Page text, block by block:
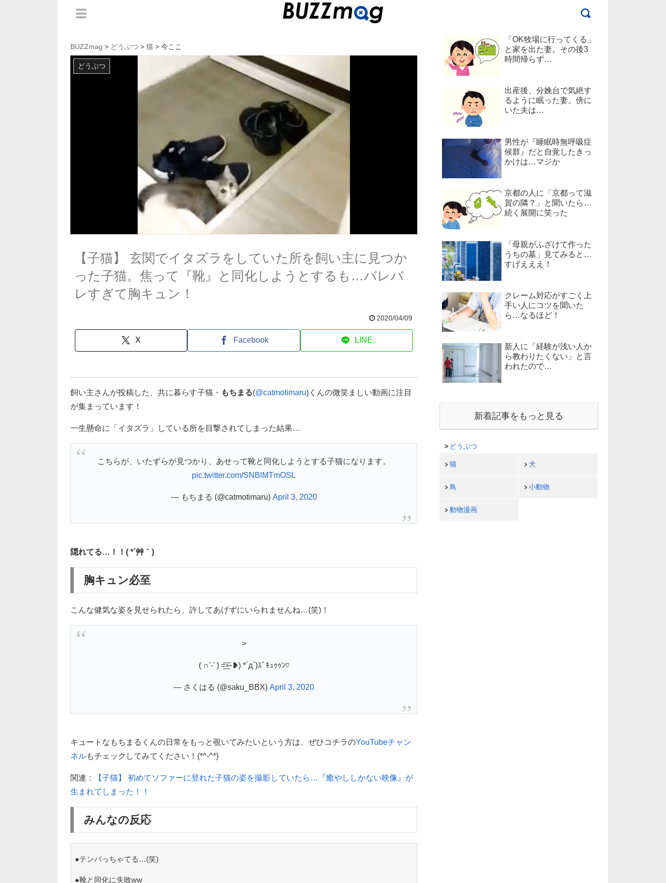
BUZZmag > どうぶつ > 猫 > 今ここ
どうぶつ
【子猫】 玄関でイタズラをしていた所を飼い主に見つか
った子猫。焦って『靴』と同化しようとするも…バレバ
レすぎて胸キュン！
2020/04/09
X Facebook LINE
飼い主さんが投稿した、共に暮らす子猫・ もちまる(@catmotimaru)くんの微笑ましい動画に注目
が集まっています！
一生懸命に「イタズラ」している所を目撃されてしまった結果…
こちらが、いたずらが見つかり、あせって靴と同化しようとする子猫になります。
pic.twitter.com/SNBlMTmOSL
— もちまる (@catmotimaru) April 3, 2020
隠れてる…！！( *´艸｀)
胸キュン必至
こんな健気な姿を見せられたら、許してあげずにいられませんね…(笑)！
>
( ∩'-' ) =͟͟͞͞➳❥) *´д`)ｽﾞｷｭｩｩﾝ♡
— さくはる (@saku_BBX) April 3, 2020
キュートなもちまるくんの日常をもっと覗いてみたいという方は、ぜひコチラのYouTubeチャン
ネルもチェックしてみてください！(*^-^*)
関連：
【子猫】 初めてソファーに登れた子猫の姿を撮影していたら…『癒やししかない映像』が
生まれてしまった！！
みんなの反応
●テンパっちゃてる…(笑)
●靴と同化に失敗ww
「OK牧場に行ってくる」
と家を出た妻。その後3
時間帰らず…
出産後、分娩台で気絶す
るように眠った妻。傍に
いた夫は…
男性が『睡眠時無呼吸症
候群』だと自覚したきっ
かけは…マジか
京都の人に「京都って滋
賀の隣？」と聞いたら…
続く展開に笑った
「母親がふざけて作った
うちの墓」見てみると…
すげえええ！
クレーム対応がすごく上
手い人にコツを聞いた
ら…なるほど！
新人に「経験が浅い人か
ら教わりたくない」と言
われたので…
新着記事をもっと見る
どうぶつ
猫 犬
鳥 小動物
動物漫画